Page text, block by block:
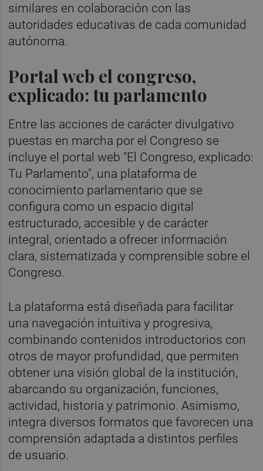
similares en colaboración con las
autoridades educativas de cada comunidad
autónoma.
Portal web el congreso,
explicado: tu parlamento
Entre las acciones de carácter divulgativo
puestas en marcha por el Congreso se
incluye el portal web "El Congreso, explicado:
Tu Parlamento", una plataforma de
conocimiento parlamentario que se
configura como un espacio digital
estructurado, accesible y de carácter
integral, orientado a ofrecer información
clara, sistematizada y comprensible sobre el
Congreso.
La plataforma está diseñada para facilitar
una navegación intuitiva y progresiva,
combinando contenidos introductorios con
otros de mayor profundidad, que permiten
obtener una visión global de la institución,
abarcando su organización, funciones,
actividad, historia y patrimonio. Asimismo,
integra diversos formatos que favorecen una
comprensión adaptada a distintos perfiles
de usuario.